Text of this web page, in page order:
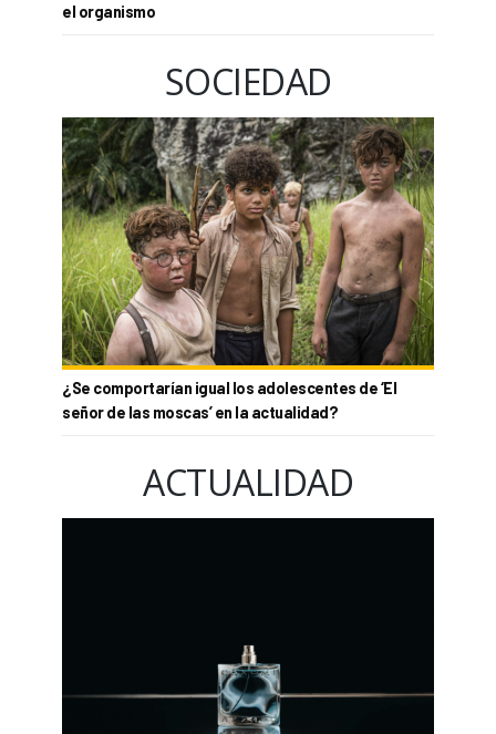
el organismo
SOCIEDAD
¿Se comportarían igual los adolescentes de ‘El
señor de las moscas’ en la actualidad?
ACTUALIDAD